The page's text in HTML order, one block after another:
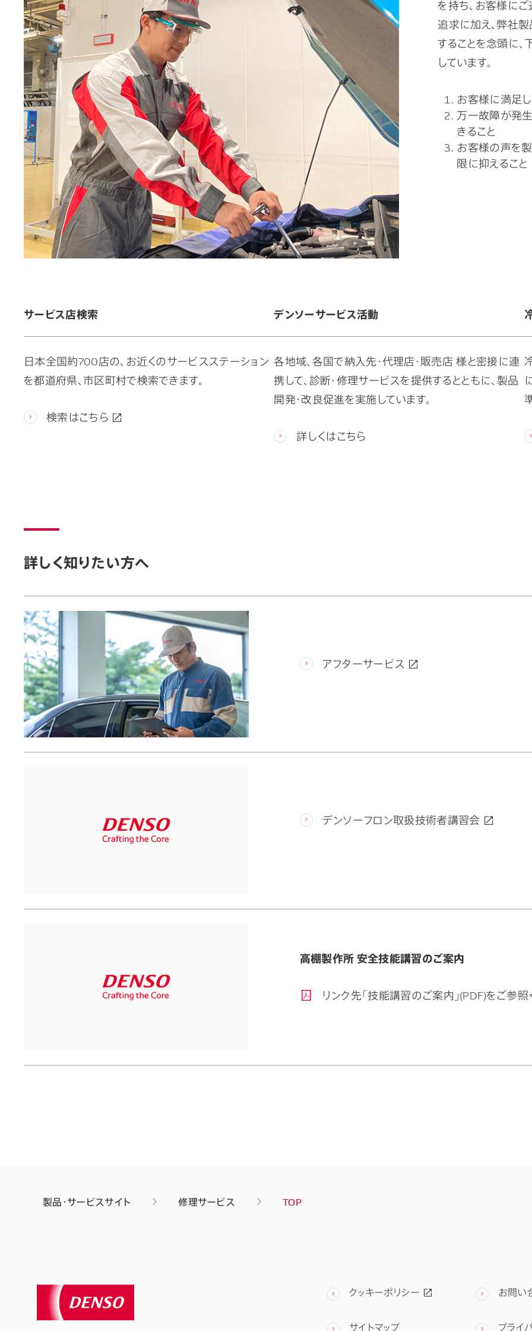
を持ち、お客様に
追求に加え、弊社
することを念頭に
しています。
お客様に満足
万一故障が発
きること
お客様の声を
限に抑えること
サービス店検索
日本全国約700店の、お近くのサービスステーション
を都道府県、市区町村で検索できます。
検索はこちら
デンソーサービス活動
各地域、各国で納入先・代理店・販売店 様と密接に連
携して、診断・修理サービスを提供するとともに、製品
開発・改良促進を実施しています。
詳しくはこちら
詳しく知りたい方へ
アフターサービス
デンソーフロン取扱技術者講習会
高棚製作所 安全技能講習のご案内
リンク先「技能講習のご案内」(PDF)をご参照
製品・サービスサイト 修理サービス TOP
クッキーポリシー お問い
サイトマップ プライ